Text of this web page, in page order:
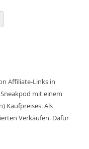
Affiliate-Links in
mit einem
Kaufpreises. Als
Verkäufen. Dafür